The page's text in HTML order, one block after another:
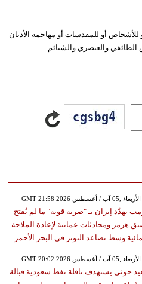
للأشخاص أو للمقدسات أو مهاجمة الأديان
الطائفي والعنصري والشتائم.
GMT 21:58 2026 الأربعاء ,05 آب / أغسطس
يهدّد إيران بـ "ضربة قوية" ما لم يُفتح
هرمز ومحادثات عمانية لإعادة الملاحة
وسط تصاعد التوتر في البحر الأحمر
GMT 20:02 2026 الأربعاء ,05 آب / أغسطس
حوثي يستهدف ناقلة نفط سعودية قبالة